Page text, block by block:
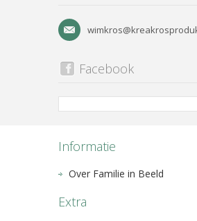
Facebook
Informatie
Over Familie in Beeld
Extra